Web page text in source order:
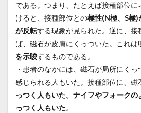
である。つまり、たとえば接種部位
けると、接種部位との極性(N極、S極)
が反転する現象が見られた。逆に、接
ば、磁石が皮膚にくっついた。これは
を示唆するものである。
・患者のなかには、磁石が局所にく
感じられる人もいた。接種部位に、磁
っつく人もいた。ナイフやフォークの
っつく人もいた。